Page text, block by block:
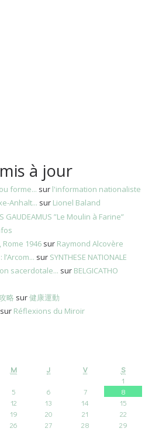
à jour
forme... sur l'information nationaliste
Anhalt... sur Lionel Baland
GAUDEAMUS ”Le Moulin à Farine”
1946 sur Raymond Alcovère
sur SYNTHESE NATIONALE
sacerdotale... sur BELGICATHO
略 sur健康運動
sur Réflexions du Miroir
M J V
S
1
5 6 7
8
12 13 14
15
19 20 21
22
26 27 28
29